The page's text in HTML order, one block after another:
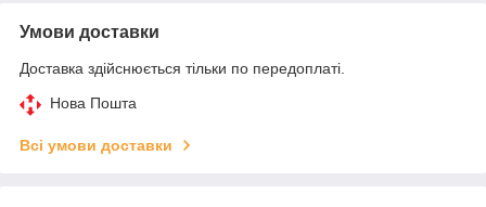
Умови доставки
Доставка здійснюється тільки по передоплаті.
Нова Пошта
Всі умови доставки